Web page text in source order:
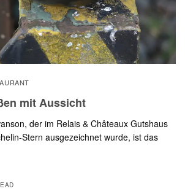
mit Aussicht
der im Relais & Châteaux Gutshaus
Stern ausgezeichnet wurde, ist das